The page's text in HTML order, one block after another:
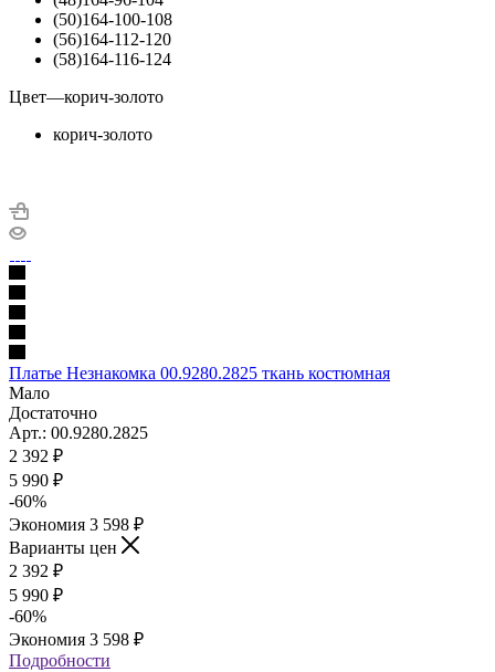
(50)164-100-108
(56)164-112-120
(58)164-116-124
Цвет—корич-золото
корич-золото
Платье Незнакомка 00.9280.2825 ткань костюмная
Мало
Достаточно
Арт.: 00.9280.2825
2 392 ₽
5 990 ₽
-60%
Экономия 3 598 ₽
Варианты цен
2 392 ₽
5 990 ₽
-60%
Экономия 3 598 ₽
Подробности